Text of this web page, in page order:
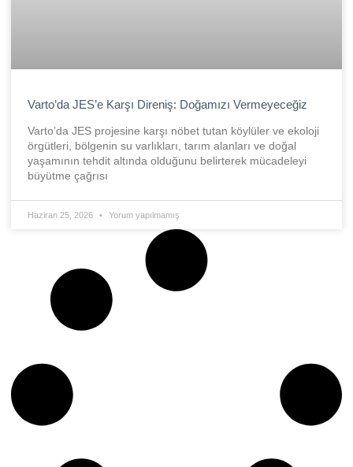
Varto’da JES’e Karşı Direniş: Doğamızı Vermeyeceğiz
Varto’da JES projesine karşı nöbet tutan köylüler ve ekoloji
örgütleri, bölgenin su varlıkları, tarım alanları ve doğal
yaşamının tehdit altında olduğunu belirterek mücadeleyi
büyütme çağrısı
Haziran 25, 2026 Yorum yapılmamış